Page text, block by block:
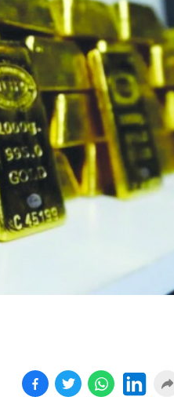
Yönetmeliğe aykırı
süresiz...